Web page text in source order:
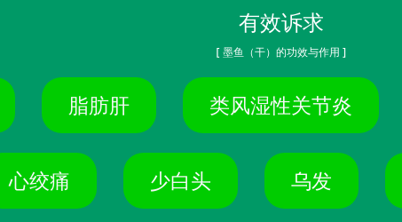
有效诉求
[ 墨鱼（干）的功效与作用 ]
脂肪肝 类风湿性关节炎
心绞痛 少白头 乌发